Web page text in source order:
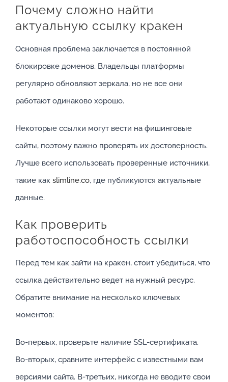
Почему сложно найти
актуальную ссылку кракен
Основная проблема заключается в постоянной
блокировке доменов. Владельцы платформы
регулярно обновляют зеркала, но не все они
работают одинаково хорошо.
Некоторые ссылки могут вести на фишинговые
сайты, поэтому важно проверять их достоверность.
Лучше всего использовать проверенные источники,
такие как slimline.co, где публикуются актуальные
данные.
Как проверить
работоспособность ссылки
Перед тем как зайти на кракен, стоит убедиться, что
ссылка действительно ведет на нужный ресурс.
Обратите внимание на несколько ключевых
моментов:
Во-первых, проверьте наличие SSL-сертификата.
Во-вторых, сравните интерфейс с известными вам
версиями сайта. В-третьих, никогда не вводите свои